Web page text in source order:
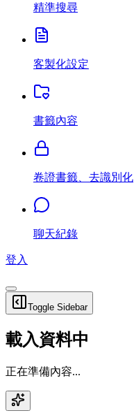
精準搜尋
客製化設定
書籤內容
卷證書籤、去識別化
聊天紀錄
登入
Toggle Sidebar
載入資料中
正在準備內容...